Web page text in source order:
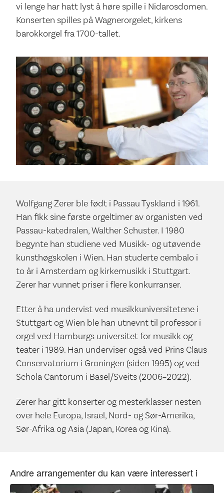
vi lenge har hatt lyst å høre spille i Nidarosdomen.
Konserten spilles på Wagnerorgelet, kirkens
barokkorgel fra 1700-tallet.
Wolfgang Zerer ble født i Passau Tyskland i 1961.
Han fikk sine første orgeltimer av organisten ved
Passau-katedralen, Walther Schuster. I 1980
begynte han studiene ved Musikk- og utøvende
kunsthøgskolen i Wien. Han studerte cembalo i
to år i Amsterdam og kirkemusikk i Stuttgart.
Zerer har vunnet priser i flere konkurranser.
Etter å ha undervist ved musikkuniversitetene i
Stuttgart og Wien ble han utnevnt til professor i
orgel ved Hamburgs universitet for musikk og
teater i 1989. Han underviser også ved Prins Claus
Conservatorium i Groningen (siden 1995) og ved
Schola Cantorum i Basel/Sveits (2006–2022).
Zerer har gitt konserter og mesterklasser nesten
over hele Europa, Israel, Nord- og Sør-Amerika,
Sør-Afrika og Asia (Japan, Korea og Kina).
Andre arrangementer du kan være interessert i